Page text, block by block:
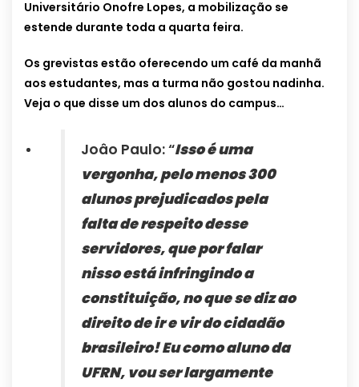
Universitário Onofre Lopes, a mobilização se
estende durante toda a quarta feira.
Os grevistas estão oferecendo um café da manhã
aos estudantes, mas a turma não gostou nadinha.
Veja o que disse um dos alunos do campus…
Joâo Paulo: “Isso é uma
vergonha, pelo menos 300
alunos prejudicados pela
falta de respeito desse
servidores, que por falar
nisso está infringindo a
constituição, no que se diz ao
direito de ir e vir do cidadão
brasileiro! Eu como aluno da
UFRN, vou ser largamente